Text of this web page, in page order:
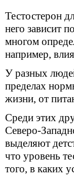
Тестостерон
него зависит
многом
например,
У разных
пределах
жизни, от
Среди этих
Северо-
выделяют
что уровень
того, в каких